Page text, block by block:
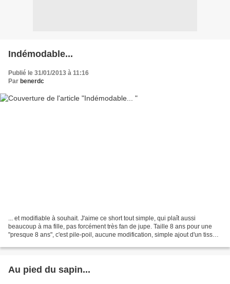
Indémodable...
Publié le 31/01/2013 à 11:16
Par benerdc
... et modifiable à souhait. J'aime ce short tout simple, qui plaît aussi
beaucoup à ma fille, pas forcément très fan de jupe. Taille 8 ans pour une
"presque 8 ans", c'est pile-poil, aucune modification, simple ajout d'un tissu
Au pied du sapin...